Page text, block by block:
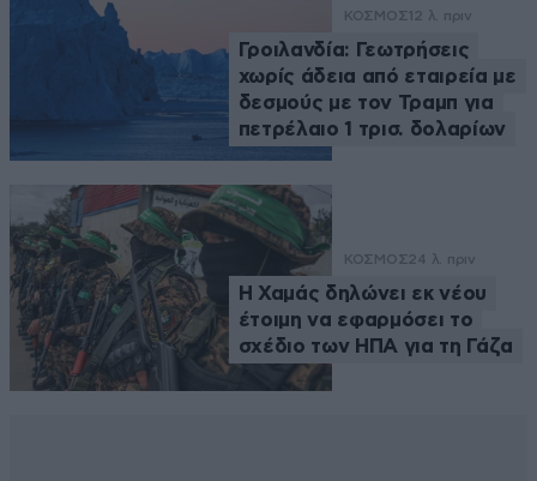
ΚΟΣΜΟΣ 12 λ. πριν
Γροιλανδία: Γεωτρήσεις
χωρίς άδεια από εταιρεία με
δεσμούς με τον Τραμπ για
πετρέλαιο 1 τρισ. δολαρίων
ΚΟΣΜΟΣ24 λ. πριν
Η Χαμάς δηλώνει εκ νέου
έτοιμη να εφαρμόσει το
σχέδιο των ΗΠΑ για τη Γάζα